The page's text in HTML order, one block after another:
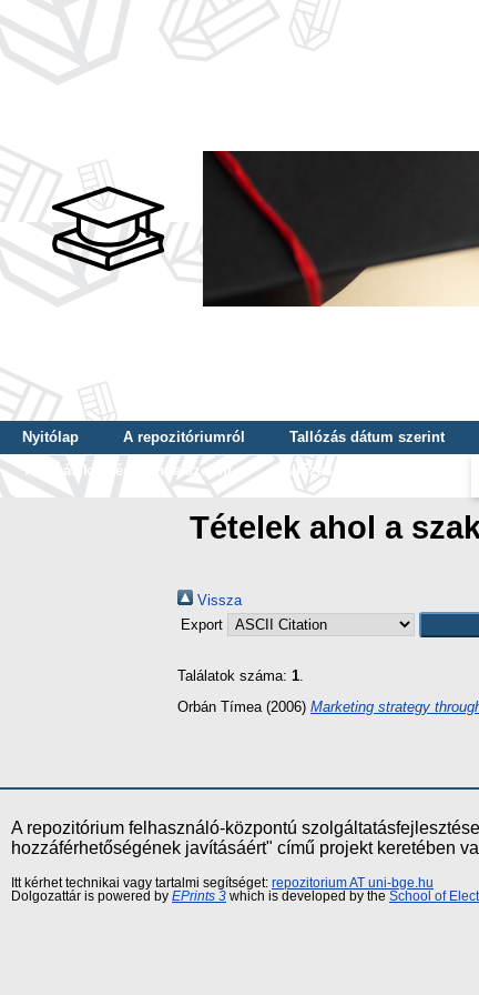
Nyitólap A repozitóriumról Tallózás dátum szerint
Tallózás képzés szintje szerint
Tallózás kulcsszó szerint
Tételek ahol a
Vissza
Export
Találatok száma: 1.
Orbán Tímea (2006) Marketing strategy
A repozitórium felhasználó-központú
hozzáférhetőségének javításáért" című projekt keretében
Itt kérhet technikai vagy tartalmi segítséget: repozitorium AT uni-bge.hu
Dolgozattár is powered by EPrints 3 which is developed by the School of